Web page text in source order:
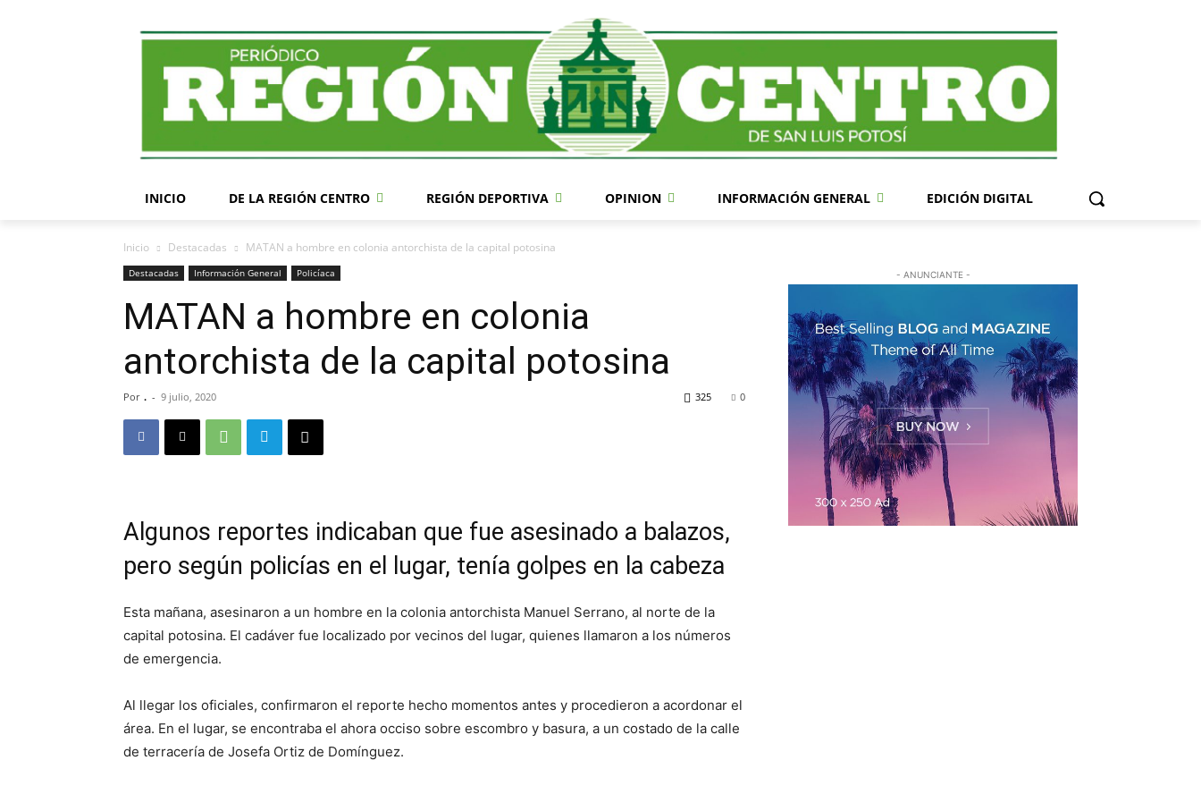
INICIO DE LA REGIÓN CENTRO REGIÓN DEPORTIVA OPINION INFORMACIÓN GENERAL EDICIÓN DIGITAL
Inicio Destacadas MATAN a hombre en colonia antorchista de la capital potosina
Destacadas Información General Policíaca
MATAN a hombre en colonia
antorchista de la capital potosina
Por . - 9 julio, 2020 0
325
Algunos reportes indicaban que fue asesinado a balazos,
pero según policías en el lugar, tenía golpes en la cabeza
Esta mañana, asesinaron a un hombre en la colonia antorchista Manuel Serrano, al norte de la
capital potosina. El cadáver fue localizado por vecinos del lugar, quienes llamaron a los números
de emergencia.
Al llegar los oficiales, confirmaron el reporte hecho momentos antes y procedieron a acordonar el
área. En el lugar, se encontraba el ahora occiso sobre escombro y basura, a un costado de la calle
de terracería de Josefa Ortiz de Domínguez.
- ANUNCIANTE -